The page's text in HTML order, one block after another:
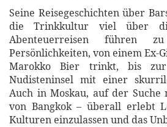
Seine Reisegeschichten über
die Trinkkultur viel über
Abenteuerreisen führen
Persönlichkeiten, von einem Ex-
Marokko Bier trinkt, bis zur
Nudisteninsel mit einer
Auch in Moskau, auf der
von Bangkok – überall erlebt
Kulturen einzulassen und das